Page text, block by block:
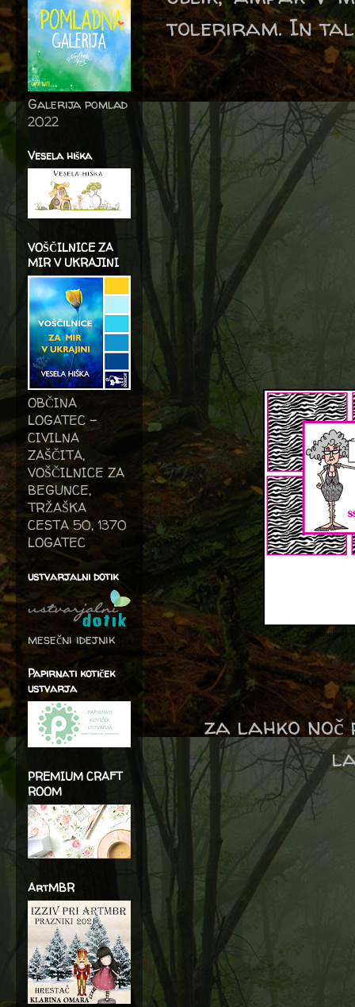
toleriram. In tale
za lahko
Galerija pomlad
2022
Vesela hiška
VOŠČILNICE ZA
MIR V UKRAJINI
OBČINA
LOGATEC -
CIVILNA
ZAŠČITA,
VOŠČILNICE ZA
BEGUNCE,
TRŽAŠKA
CESTA 50, 1370
LOGATEC
ustvarjalni dotik
mesečni idejnik
Papirnati kotiček
ustvarja
PREMIUM CRAFT
ROOM
ArtMBR